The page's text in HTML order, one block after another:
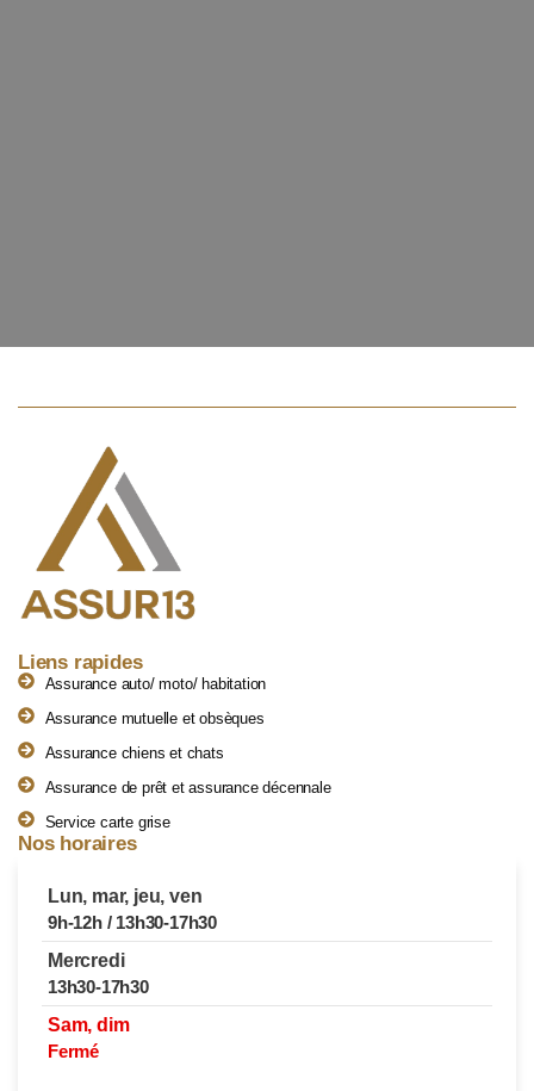
Liens rapides
Assurance auto/ moto/ habitation
Assurance mutuelle et obsèques
Assurance chiens et chats
Assurance de prêt et assurance décennale
Service carte grise
Nos horaires
Lun, mar, jeu, ven
9h-12h / 13h30-17h30
Mercredi
13h30-17h30
Sam, dim
Fermé